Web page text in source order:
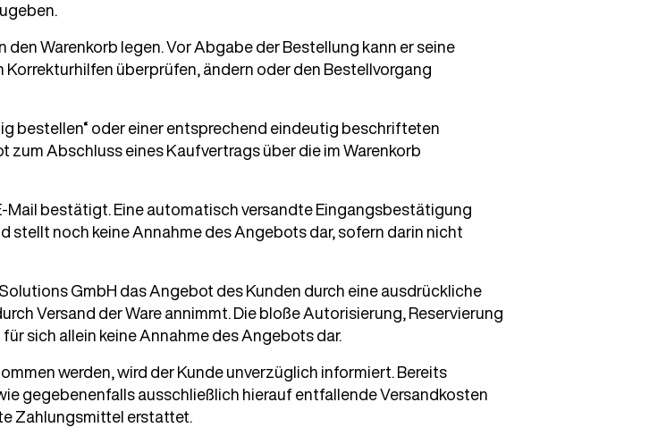
Warenkorb legen. Vor Abgabe der Bestellung kann er seine
überprüfen, ändern oder den Bestellvorgang
bestellen“ oder einer entsprechend eindeutig beschrifteten
Abschluss eines Kaufvertrags über die im Warenkorb
Mail bestätigt. Eine automatisch versandte Eingangsbestätigung
stellt noch keine Annahme des Angebots dar, sofern darin nicht
GmbH das Angebot des Kunden durch eine ausdrückliche
Versand der Ware annimmt. Die bloße Autorisierung, Reservierung
sich allein keine Annahme des Angebots dar.
werden, wird der Kunde unverzüglich informiert. Bereits
gegebenenfalls ausschließlich hierauf entfallende Versandkosten
Zahlungsmittel erstattet.